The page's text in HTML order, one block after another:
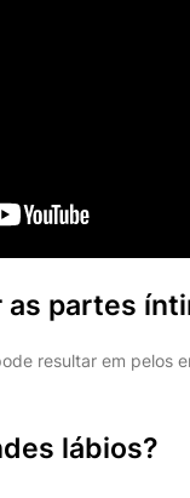
as partes
resultar em pelos
lábios?